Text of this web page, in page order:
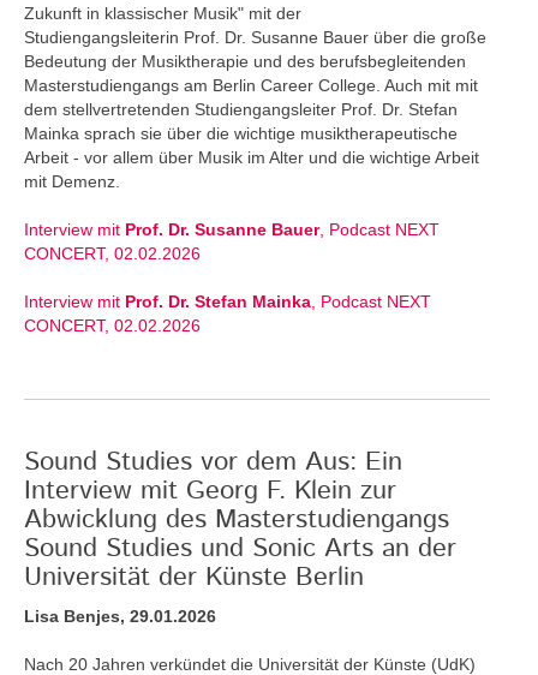
Zukunft in klassischer Musik" mit der
Studiengangsleiterin Prof. Dr. Susanne Bauer über die große
Bedeutung der Musiktherapie und des berufsbegleitenden
Masterstudiengangs am Berlin Career College. Auch mit mit
dem stellvertretenden Studiengangsleiter Prof. Dr. Stefan
Mainka sprach sie über die wichtige musiktherapeutische
Arbeit - vor allem über Musik im Alter und die wichtige Arbeit
mit Demenz.
Interview mit Prof. Dr. Susanne Bauer, Podcast NEXT
CONCERT, 02.02.2026
Interview mit Prof. Dr. Stefan Mainka , Podcast NEXT
CONCERT, 02.02.2026
Sound Studies vor dem Aus: Ein
Interview mit Georg F. Klein zur
Abwicklung des Masterstudiengangs
Sound Studies und Sonic Arts an der
Universität der Künste Berlin
Lisa Benjes, 29.01.2026
Nach 20 Jahren verkündet die Universität der Künste (UdK)